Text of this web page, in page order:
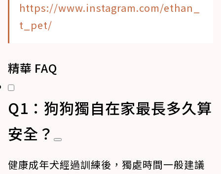
https://www.instagram.com/ethan_
t_pet/
精華 FAQ
Q1：狗狗獨自在家最長多久算
安全？
健康成年犬經過訓練後，獨處時間一般建議